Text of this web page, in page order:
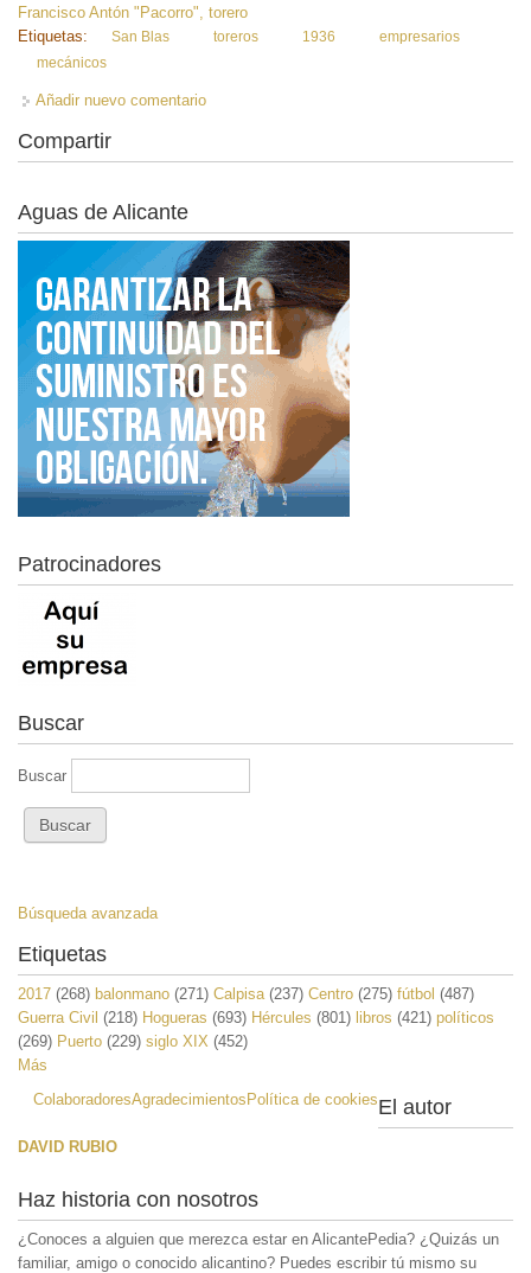
Francisco Antón "Pacorro", torero
Etiquetas:
San Blas toreros 1936
empresarios
mecánicos
Añadir nuevo comentario
Compartir
Aguas de Alicante
Patrocinadores
Buscar
Buscar
Búsqueda avanzada
Etiquetas
2017 (268) balonmano (271) Calpisa(237) Centro (275) fútbol (487)
Guerra Civil (218) Hogueras (693) Hércules (801) libros (421) políticos
(269) Puerto (229) siglo XIX (452)
Más
ColaboradoresAgradecimientosPolítica de cookiesEl autor
DAVID RUBIO
Haz historia con nosotros
¿Conoces a alguien que merezca estar en AlicantePedia? ¿Quizás un
familiar, amigo o conocido alicantino? Puedes escribir tú mismo su